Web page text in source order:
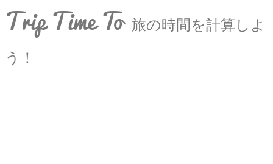
Trip Time To 旅の時間を計算しよ
う！